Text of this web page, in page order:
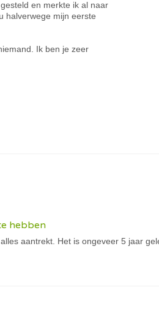
en merkte ik al naar
halverwege mijn eerste
Ik ben je zeer
hebben
aantrekt. Het is ongeveer 5 jaar